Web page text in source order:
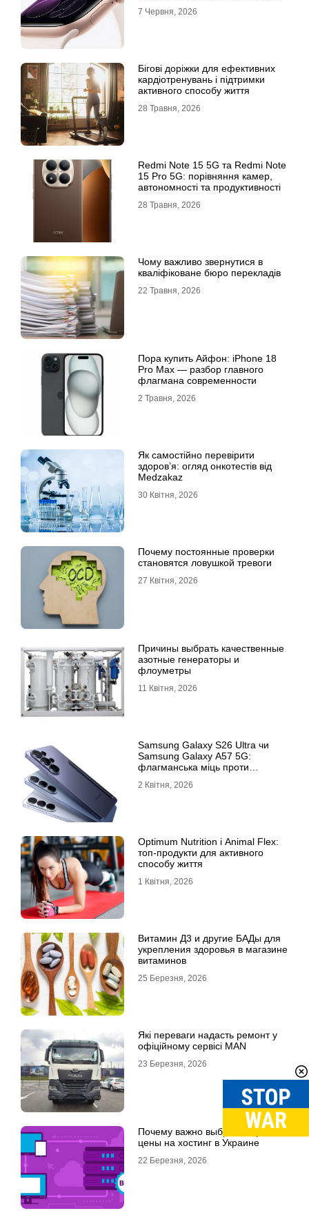
7 Червня, 2026
Бігові доріжки для ефективних
кардіотренувань і підтримки
активного способу життя
28 Травня, 2026
Redmi Note 15 5G та Redmi Note
15 Pro 5G: порівняння камер,
автономності та продуктивності
28 Травня, 2026
Чому важливо звернутися в
кваліфіковане бюро перекладів
22 Травня, 2026
Пора купить Айфон: iPhone 18
Pro Max — разбор главного
флагмана современности
2 Травня, 2026
Як самостійно перевірити
здоров’я: огляд онкотестів від
Medzakaz
30 Квітня, 2026
Почему постоянные проверки
становятся ловушкой тревоги
27 Квітня, 2026
Причины выбрать качественные
азотные генераторы и
флоуметры
11 Квітня, 2026
Samsung Galaxy S26 Ultra чи
Samsung Galaxy A57 5G:
флагманська міць проти
2 Квітня, 2026
Optimum Nutrition і Animal Flex:
топ-продукти для активного
способу життя
1 Квітня, 2026
Витамин Д3 и другие БАДы для
укрепления здоровья в магазине
витаминов
25 Березня, 2026
Які переваги надасть ремонт у
офіційному сервісі MAN
23 Березня, 2026
Почему важно выбрать хорошие
цены на хостинг в Украине
22 Березня, 2026